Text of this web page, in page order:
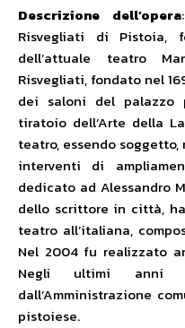
Descrizione dell’opera
Risvegliati di Pistoia,
dell’attuale teatro
Risvegliati, fondato nel
dei saloni del palazzo
tiratoio dell’Arte della
teatro, essendo
interventi di
dedicato ad Alessandro
dello scrittore in città,
teatro all’italiana,
Nel 2004 fu realizzato
Negli ultimi anni
dall’Amministrazione
pistoiese.